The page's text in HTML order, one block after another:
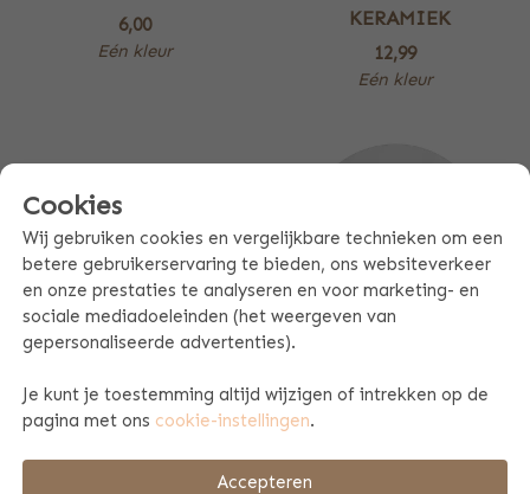
6,00
Eén kleur
KERAMIEK
12,99
Eén kleur
KINDERSERVIES
(KOMMETJE)
KINDERSERVIES
Cookies
Wij gebruiken cookies en vergelijkbare technieken om een
betere gebruikerservaring te bieden, ons websiteverkeer
en onze prestaties te analyseren en voor marketing- en
sociale mediadoeleinden (het weergeven van
gepersonaliseerde advertenties).
Je kunt je toestemming altijd wijzigen of intrekken op de
pagina met ons cookie-instellingen.
Accepteren